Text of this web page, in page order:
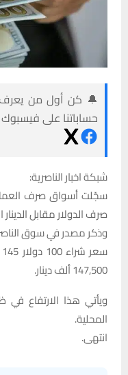
🔔 كن أول من يعرف
حساباتنا على
شبكة اخبار الناصرية:
سجّلت أسواق صرف
صرف الدولار مقابل الدينار
وذكر مصدر في سوق
147,500 ألف دينار.
ويأتي هذا الارتفاع
المحلية.
انتهى.